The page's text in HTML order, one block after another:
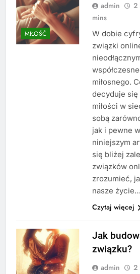
MIŁOŚĆ
admin 2
mins
W dobie
związki
miłosnego.
decyduje się
miłości w
sobą
jak i pewne
niniejszym
się bliżej
związków
zrozumieć,
nasze życie…
Czytaj więcej
Jak
związku?
admin 2